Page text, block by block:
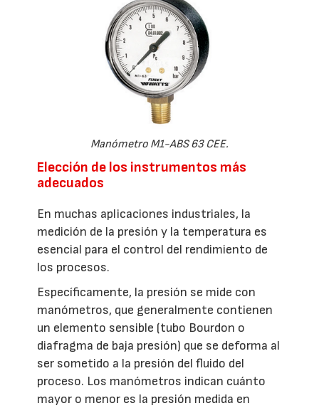
Manómetro M1-ABS 63 CEE.
Elección de los instrumentos más
adecuados
En muchas aplicaciones industriales, la
medición de la presión y la temperatura es
esencial para el control del rendimiento de
los procesos.
Específicamente, la presión se mide con
manómetros, que generalmente contienen
un elemento sensible (tubo Bourdon o
diafragma de baja presión) que se deforma al
ser sometido a la presión del fluido del
proceso. Los manómetros indican cuánto
mayor o menor es la presión medida en